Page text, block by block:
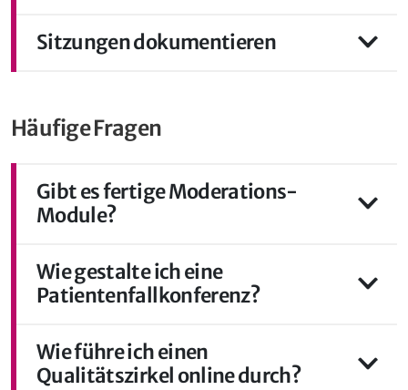
Sitzungen dokumentieren
Häufige Fragen
Gibt es fertige Moderations-
Module?
Wie gestalte ich eine
Patientenfallkonferenz?
Wie führe ich einen
Qualitätszirkel online durch?